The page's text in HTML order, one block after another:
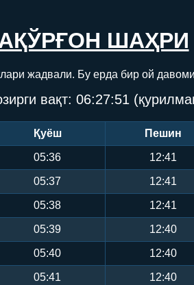
ШАҲРИ
жадвали. Бу ерда бир ой
вақт: 06:27:52
Қуёш Пешин
05:36 12:41
05:37 12:41
05:38 12:41
05:39 12:40
05:40 12:40
05:41 12:40